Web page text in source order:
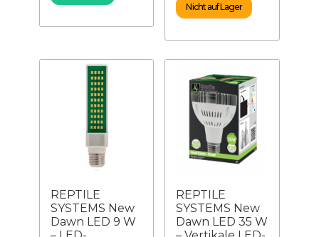
Nicht auf Lager
REPTILE
SYSTEMS New
Dawn LED 9 W
REPTILE
SYSTEMS New
Dawn LED 35 W